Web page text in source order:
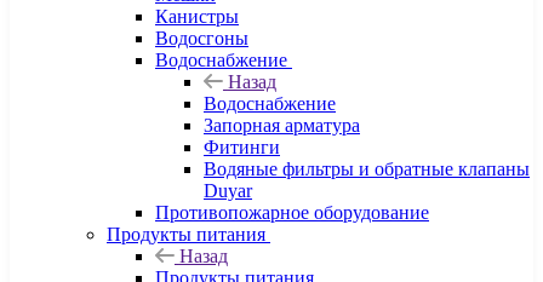
Канистры
Водосгоны
Водоснабжение
Назад
Водоснабжение
Запорная арматура
Фитинги
Водяные фильтры и обратные клапаны
Duyar
Противопожарное оборудование
Продукты питания
Назад
Продукты питания